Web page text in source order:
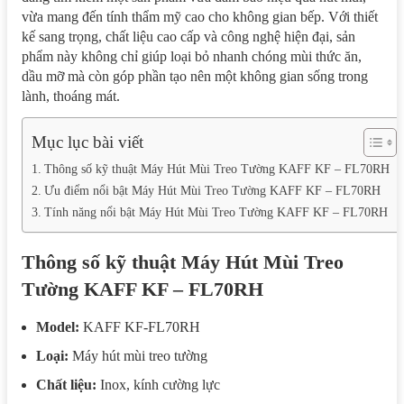
vừa mang đến tính thẩm mỹ cao cho không gian bếp. Với thiết
kế sang trọng, chất liệu cao cấp và công nghệ hiện đại, sản
phẩm này không chỉ giúp loại bỏ nhanh chóng mùi thức ăn,
dầu mỡ mà còn góp phần tạo nên một không gian sống trong
lành, thoáng mát.
Mục lục bài viết
Thông số kỹ thuật Máy Hút Mùi Treo Tường KAFF KF – FL70RH
Ưu điểm nổi bật Máy Hút Mùi Treo Tường KAFF KF – FL70RH
Tính năng nổi bật Máy Hút Mùi Treo Tường KAFF KF – FL70RH
Thông số kỹ thuật Máy Hút Mùi Treo
Tường KAFF KF – FL70RH
Model: KAFF KF-FL70RH
Loại: Máy hút mùi treo tường
Chất liệu: Inox, kính cường lực